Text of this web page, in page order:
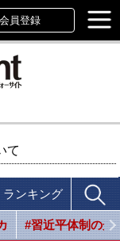
会員登録
て
ランキング
#習近平体制の光